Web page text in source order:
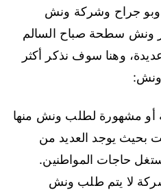
جراح وشركة ونش
ونش سطحة صباح السالم
وهنا سوف نذكر أكثر
ونش:
أو مشهورة لطلب ونش منها
بحيث يوجد العديد من
حاجات المواطنين.
لا يتم طلب ونش